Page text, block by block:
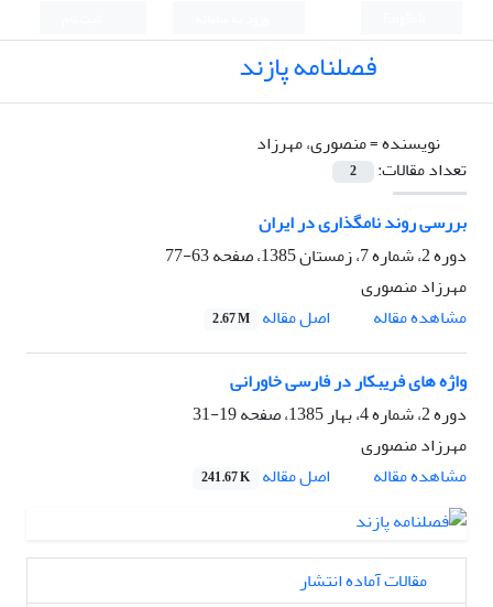
فصلنامه پازند
نویسنده =منصوری، مهرزاد
تعداد مقالات:
2
بررسی روند نامگذاری در ایران
دوره 2، شماره 7، زمستان 1385، صفحه
63-77
مهرزاد منصوری
مشاهده مقاله
اصل مقاله 2.67 M
واژه های فریبکار در فارسی خاورانی
دوره 2، شماره 4، بهار 1385، صفحه
19-31
مهرزاد منصوری
مشاهده مقاله
اصل مقاله 241.67 K
مقالات آماده انتشار